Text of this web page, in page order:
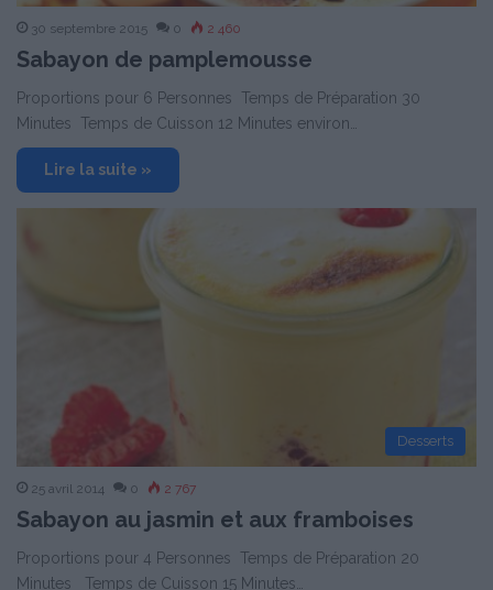
30 septembre 2015 0 2 460
Sabayon de pamplemousse
Proportions pour 6 Personnes Temps de Préparation 30
Minutes Temps de Cuisson 12 Minutes environ…
Lire la suite »
Desserts
25 avril 2014 0 2 767
Sabayon au jasmin et aux framboises
Proportions pour 4 Personnes Temps de Préparation 20
Minutes Temps de Cuisson 15 Minutes…